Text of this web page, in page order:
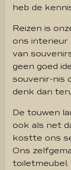
heb de
Reizen is
ons interieur
van
geen goed
souvenir-nis
denk dan
De touwen
ook als net
kostte ons
Ons